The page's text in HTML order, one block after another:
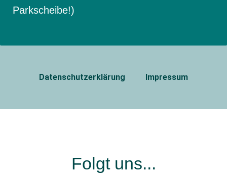
Parkscheibe!)
Datenschutzerklärung Impressum
Folgt uns...